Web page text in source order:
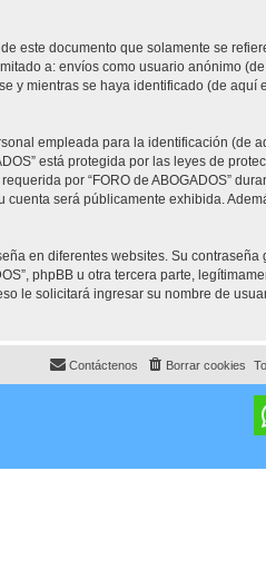
este documento que solamente se
a: envíos como usuario anónimo
y mientras se haya identificado (de aquí
empleada para la identificación (de
está protegida por las leyes de
por “FORO de ABOGADOS”
será públicamente exhibida.
en diferentes websites. Su contraseña
phpBB u otra tercera parte,
le solicitará ingresar su nombre de
Borrar cookies
Contáctenos